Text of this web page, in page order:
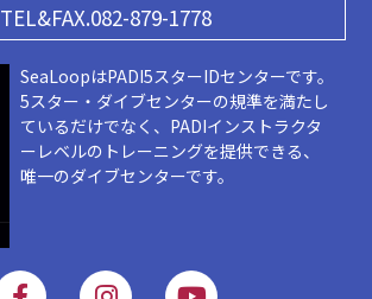
TEL&FAX.082-879-1778
SeaLoopはPADI5スターIDセンターです。
5スター・ダイブセンターの規準を満たし
ているだけでなく、PADIインストラクタ
ーレベルのトレーニングを提供できる、
唯一のダイブセンターです。
F I Y